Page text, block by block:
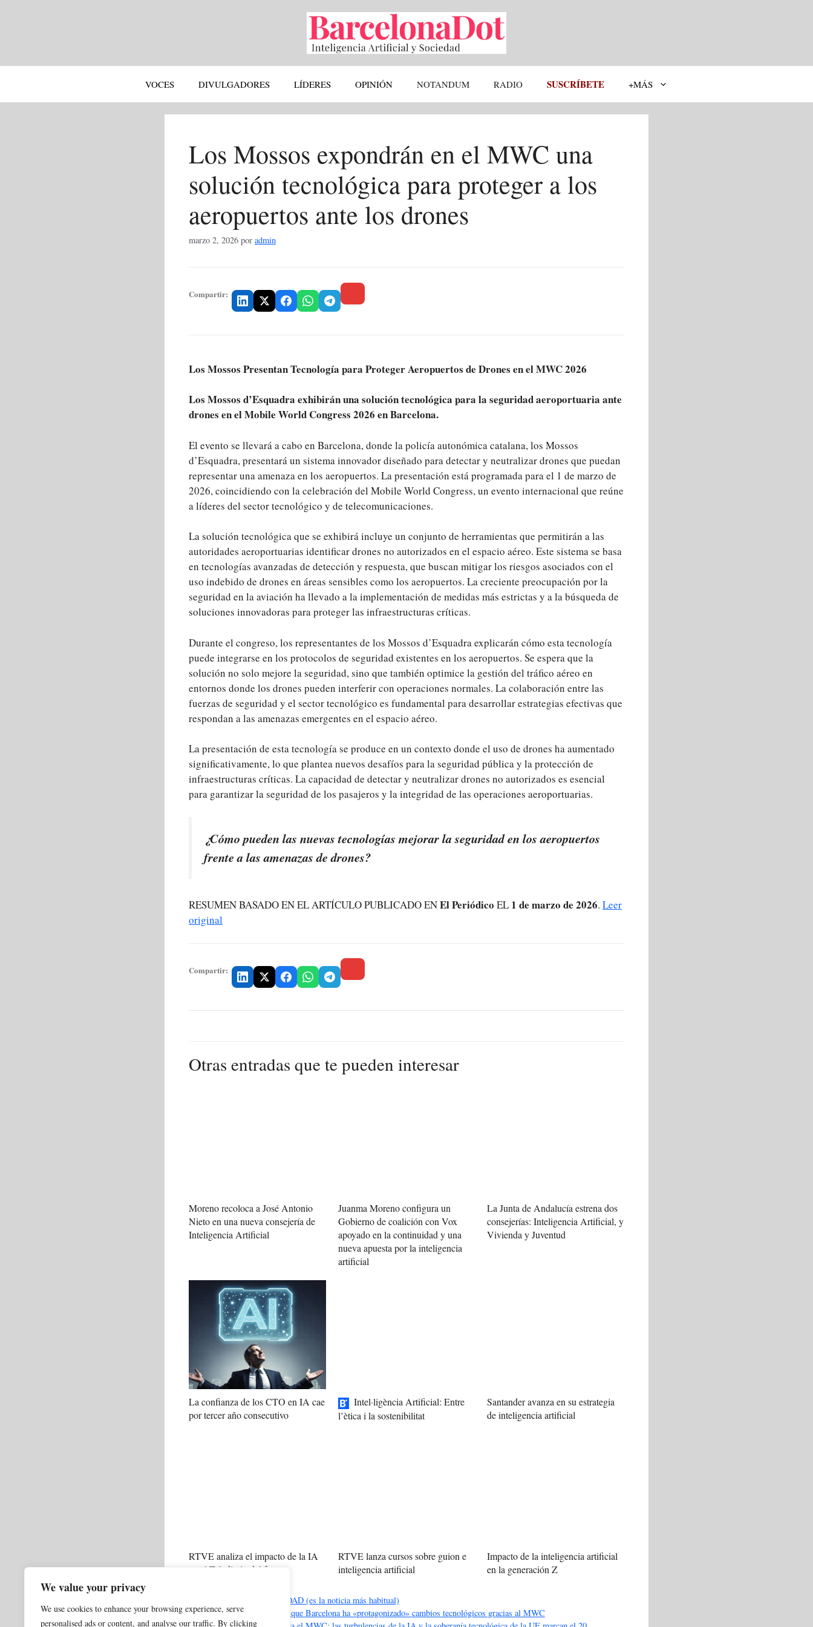
We value your privacy
We use cookies to enhance your browsing experience, serve
personalised ads or content, and analyse our traffic. By clicking
VOCES DIVULGADORES LÍDERES OPINIÓN NOTANDUM RADIO SUSCRÍBETE +MÁS
Los Mossos expondrán en el MWC una
solución tecnológica para proteger a los
aeropuertos ante los drones
marzo 2, 2026 por admin
Compartir:
Los Mossos Presentan Tecnología para Proteger Aeropuertos de Drones en el MWC 2026
Los Mossos d’Esquadra exhibirán una solución tecnológica para la seguridad aeroportuaria ante
drones en el Mobile World Congress 2026 en Barcelona.
El evento se llevará a cabo en Barcelona, donde la policía autonómica catalana, los Mossos
d’Esquadra, presentará un sistema innovador diseñado para detectar y neutralizar drones que puedan
representar una amenaza en los aeropuertos. La presentación está programada para el 1 de marzo de
2026, coincidiendo con la celebración del Mobile World Congress, un evento internacional que reúne
a líderes del sector tecnológico y de telecomunicaciones.
La solución tecnológica que se exhibirá incluye un conjunto de herramientas que permitirán a las
autoridades aeroportuarias identificar drones no autorizados en el espacio aéreo. Este sistema se basa
en tecnologías avanzadas de detección y respuesta, que buscan mitigar los riesgos asociados con el
uso indebido de drones en áreas sensibles como los aeropuertos. La creciente preocupación por la
seguridad en la aviación ha llevado a la implementación de medidas más estrictas y a la búsqueda de
soluciones innovadoras para proteger las infraestructuras críticas.
Durante el congreso, los representantes de los Mossos d’Esquadra explicarán cómo esta tecnología
puede integrarse en los protocolos de seguridad existentes en los aeropuertos. Se espera que la
solución no solo mejore la seguridad, sino que también optimice la gestión del tráfico aéreo en
entornos donde los drones pueden interferir con operaciones normales. La colaboración entre las
fuerzas de seguridad y el sector tecnológico es fundamental para desarrollar estrategias efectivas que
respondan a las amenazas emergentes en el espacio aéreo.
La presentación de esta tecnología se produce en un contexto donde el uso de drones ha aumentado
significativamente, lo que plantea nuevos desafíos para la seguridad pública y la protección de
infraestructuras críticas. La capacidad de detectar y neutralizar drones no autorizados es esencial
para garantizar la seguridad de los pasajeros y la integridad de las operaciones aeroportuarias.
¿Cómo pueden las nuevas tecnologías mejorar la seguridad en los aeropuertos
frente a las amenazas de drones?
RESUMEN BASADO EN EL ARTÍCULO PUBLICADO ENEl Periódico EL 1 de marzo de 2026. Leer
original
Compartir:
Otras entradas que te pueden interesar
Moreno recoloca a José Antonio
Nieto en una nueva consejería de
Inteligencia Artificial
Juanma Moreno configura un
Gobierno de coalición con Vox
apoyado en la continuidad y una
nueva apuesta por la inteligencia
artificial
La Junta de Andalucía estrena dos
consejerías: Inteligencia Artificial, y
Vivienda y Juventud
La confianza de los CTO en IA cae
por tercer año consecutivo
Intel·ligència Artificial: Entre
l’ètica i la sostenibilitat
Santander avanza en su estrategia
de inteligencia artificial
RTVE analiza el impacto de la IA
en el Telediario del futuro
RTVE lanza cursos sobre guion e
inteligencia artificial
Impacto de la inteligencia artificial
en la generación Z
0 NORMAL ACTUALIDAD (es la noticia más habitual)
Fajula (MWCapital) dice que Barcelona ha «protagonizado» cambios tecnológicos gracias al MWC